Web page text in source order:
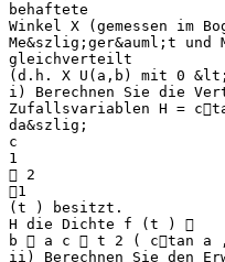
behaftete
Winkel X (gemessen im
Me&szlig;ger&auml;t und
gleichverteilt
(d.h. X U(a,b) mit 0
i) Berechnen Sie die
Zufallsvariablen H =
da&szlig;
c
1
 2
1
(t ) besitzt.
H die Dichte f (t ) 
b  a c  t 2 ( ctan a
ii) Berechnen Sie den